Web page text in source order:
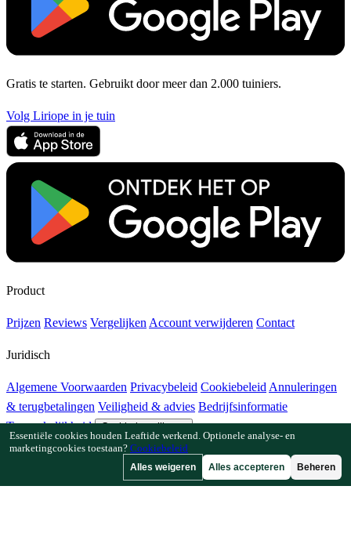
Gratis te starten. Gebruikt door meer dan 2.000 tuiniers.
Volg Liriope in je tuin
Product
Prijzen Reviews Vergelijken Account verwijderen Contact
Juridisch
Algemene Voorwaarden Privacybeleid Cookiebeleid Annuleringen
& terugbetalingen Veiligheid & advies Bedrijfsinformatie
Toegankelijkheid
Cookie-instellingen
Hoe Leaftide werkt Tuinplanner-gids Plantenbibliotheek Tuingalerij
Essentiële cookies houden Leaftide werkend. Optionele analyse- en
marketingcookies toestaan? Cookiebeleid
Alles weigeren Alles accepteren Beheren